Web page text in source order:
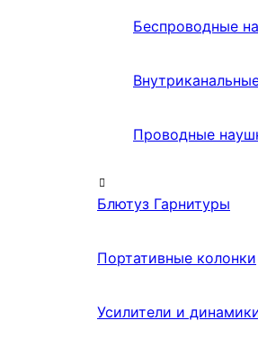
Беспроводные
Проводные
Блютуз Гарнитуры
Портативные колонки
Усилители и